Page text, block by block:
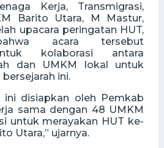
Kerja, Transmigrasi,
Barito Utara, M Mastur,
upacara peringatan HUT,
acara tersebut
kolaborasi antara
dan UMKM lokal untuk
ini.
ini disiapkan oleh Pemkab
sama dengan 48 UMKM
untuk merayakan HUT ke-
Utara,” ujarnya.